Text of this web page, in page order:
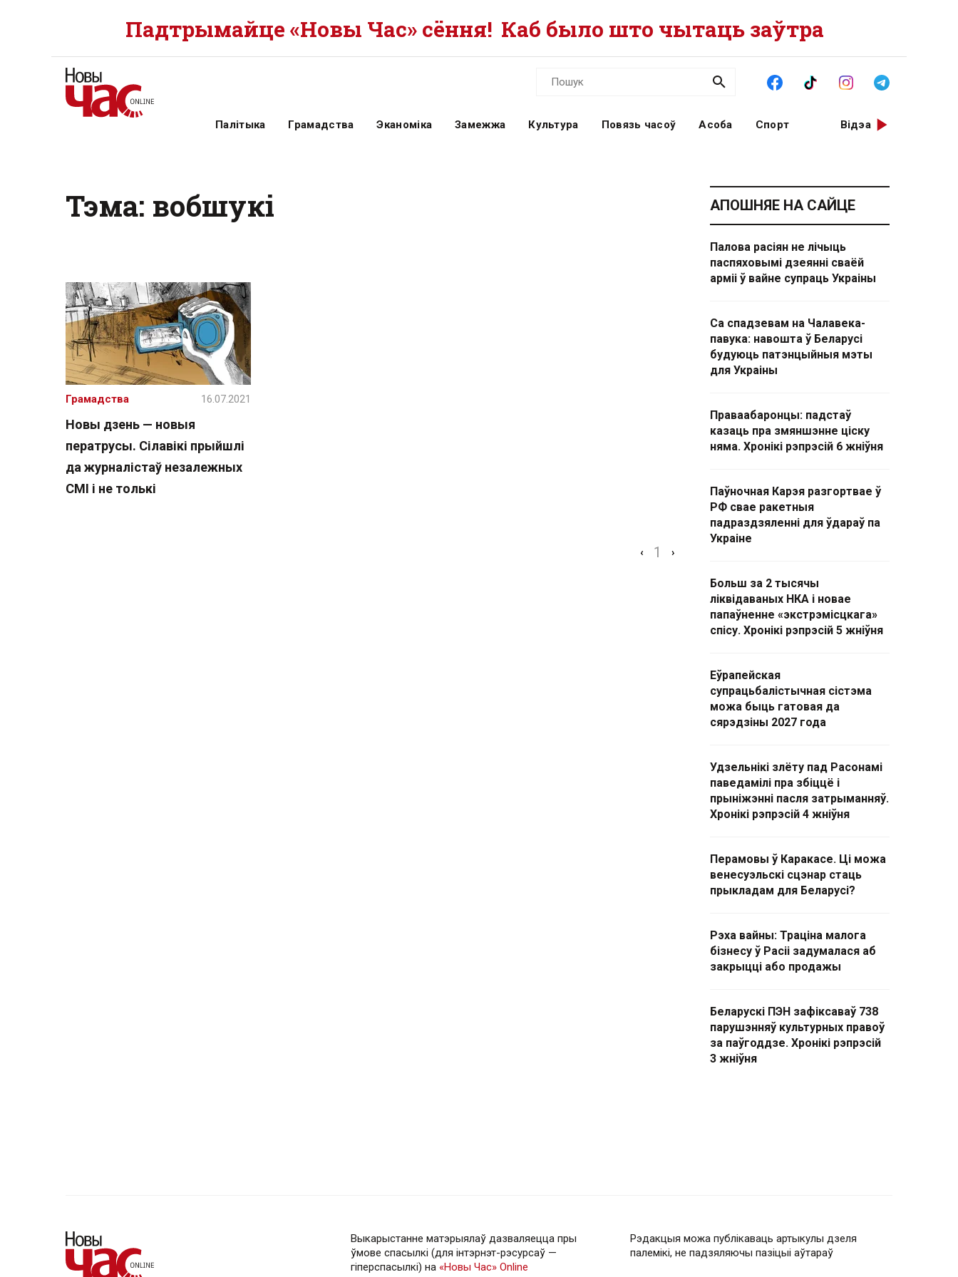
Падтрымайце «Новы Час» сёння! Каб было што чытаць заўтра
Палітыка Грамадства Эканоміка Замежжа Культура Повязь часоў Асоба Спорт Відэа
Тэма: вобшукі
Новы дзень — новыя
ператрусы. Сілавікі прыйшлі
да журналістаў незалежных
СМІ і не толькі
Грамадства 16.07.2021
‹ 1 ›
АПОШНЯЕ НА САЙЦЕ
Палова расіян не лічыць
паспяховымі дзеянні сваёй
арміі ў вайне супраць Украіны
Са спадзевам на Чалавека-
павука: навошта ў Беларусі
будуюць патэнцыйныя мэты
для Украіны
Праваабаронцы: падстаў
казаць пра змяншэнне ціску
няма. Хронікі рэпрэсій 6 жніўня
Паўночная Карэя разгортвае ў
РФ свае ракетныя
падраздзяленні для ўдараў па
Украіне
Больш за 2 тысячы
ліквідаваных НКА і новае
папаўненне «экстрэмісцкага»
спісу. Хронікі рэпрэсій 5 жніўня
Еўрапейская
супрацьбалістычная сістэма
можа быць гатовая да
сярэдзіны 2027 года
Удзельнікі злёту пад Расонамі
паведамілі пра збіццё і
прыніжэнні пасля затрыманняў.
Хронікі рэпрэсій 4 жніўня
Перамовы ў Каракасе. Ці можа
венесуэльскі сцэнар стаць
прыкладам для Беларусі?
Рэха вайны: Траціна малога
бізнесу ў Расіі задумалася аб
закрыцці або продажы
Беларускі ПЭН зафіксаваў 738
парушэнняў культурных правоў
за паўгоддзе. Хронікі рэпрэсій
3 жніўня
Выкарыстанне матэрыялаў дазваляецца пры
ўмове спасылкі (для інтэрнэт-рэсурсаў —
гiперспасылкi) на «Новы Час» Online
Рэдакцыя можа публікаваць артыкулы дзеля
палемікі, не падзяляючы пазіцыі аўтараў